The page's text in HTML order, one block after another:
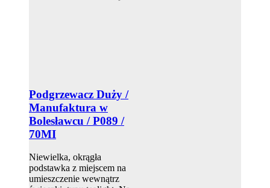
Podgrzewacz Duży /
Manufaktura w
Bolesławcu / P089 /
70MI
Niewielka, okrągła
podstawka z miejscem na
umieszczenie wewnątrz